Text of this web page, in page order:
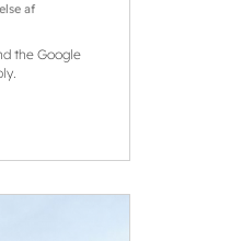
af
the Google